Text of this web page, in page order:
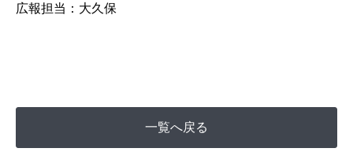
広報担当：大久保
一覧へ戻る